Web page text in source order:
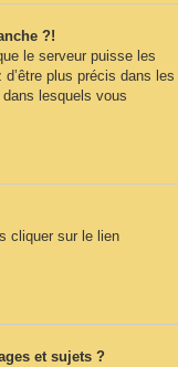
?!
le serveur puisse les
plus précis dans les
lesquels vous
cliquer sur le lien
et sujets ?